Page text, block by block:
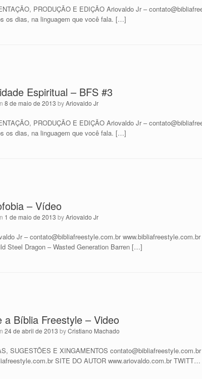
PRODUÇÃO E EDIÇÃO Ariovaldo Jr –
os dias, na linguagem que você fala. […]
Espiritual – BFS #3
8 de maio de 2013 byAriovaldo Jr
PRODUÇÃO E EDIÇÃO Ariovaldo Jr –
os dias, na linguagem que você fala. […]
– Vídeo
1 de maio de 2013 byAriovaldo Jr
Jr – contato@bibliafreestyle.com.br
Steel Dragon – Wasted Generation Barren […]
a Bíblia Freestyle – Video
24 de abril de 2013 byCristiano Machado
SUGESTÕES E XINGAMENTOS
SITE DO AUTOR www.ariovaldo.com.br